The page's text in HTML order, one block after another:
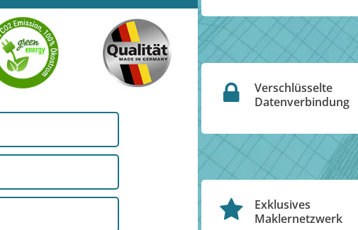
Verschlüsselte
Datenverbindung
Exklusives
Maklernetzwerk